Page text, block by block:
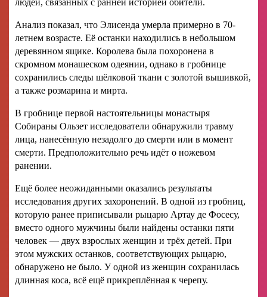
людей, связанных с ранней историей обители.
Анализ показал, что Элисенда умерла примерно в 70-
летнем возрасте. Её останки находились в небольшом
деревянном ящике. Королева была похоронена в
скромном монашеском одеянии, однако в гробнице
сохранились следы шёлковой ткани с золотой вышивкой,
а также розмарина и мирта.
В гробнице первой настоятельницы монастыря
Собираны Ользет исследователи обнаружили травму
лица, нанесённую незадолго до смерти или в момент
смерти. Предположительно речь идёт о ножевом
ранении.
Ещё более неожиданными оказались результаты
исследования других захоронений. В одной из гробниц,
которую ранее приписывали рыцарю Артау де Фосесу,
вместо одного мужчины были найдены останки пяти
человек — двух взрослых женщин и трёх детей. При
этом мужских останков, соответствующих рыцарю,
обнаружено не было. У одной из женщин сохранилась
длинная коса, всё ещё прикреплённая к черепу.